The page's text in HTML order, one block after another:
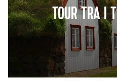
TOUR TRA I